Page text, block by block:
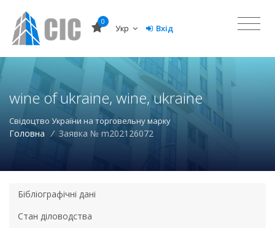
0
Укр Вхід
wine of ukraine, wine, ukraine
Свідоцтво України на торговельну марку
Головна / Заявка № m202126072
Бібліографічні дані
Стан діловодства